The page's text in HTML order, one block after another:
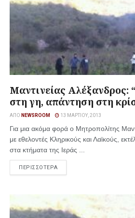
Μαντινείας Αλέξανδρος:
στη γη, απάντηση στη
ΑΠΌ NEWSROOM 13 ΜΑΡΤΊΟΥ, 2013
Για μια ακόμα φορά ο Μητροπολίτης
με εθελοντές Κληρικούς και Λαϊκούς,
στα κτήματα της Ιεράς ...
ΠΕΡΙΣΣΟΤΕΡΑ